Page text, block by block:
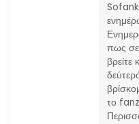
πως
βρείτε
το